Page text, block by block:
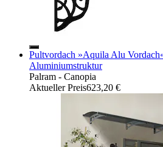
Pultvordach »Aquila Alu
Aluminiumstruktur
Palram - Canopia
Aktueller Preis623,20 €